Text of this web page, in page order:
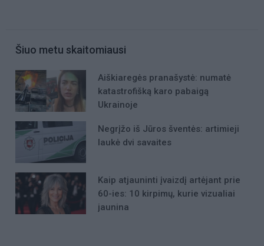
Šiuo metu skaitomiausi
Aiškiaregės pranašystė: numatė
katastrofišką karo pabaigą
Ukrainoje
Negrįžo iš Jūros šventės: artimieji
laukė dvi savaites
Kaip atjauninti įvaizdį artėjant prie
60-ies: 10 kirpimų, kurie vizualiai
jaunina